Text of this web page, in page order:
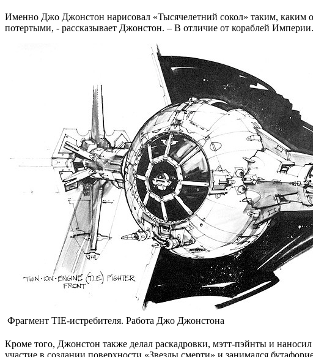
Именно Джо Джонстон нарисовал «Тысячелетний сокол» таким,
потертыми, - рассказывает Джонстон. – В отличие от кораблей
Фрагмент TIE-истребителя. Работа Джо Джонстона
Кроме того, Джонстон также делал раскадровки, мэтт-пэйнты и